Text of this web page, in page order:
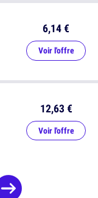
6,14 €
Voir l'offre
12,63 €
Voir l'offre